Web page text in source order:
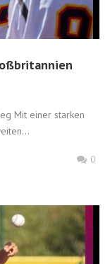
Mit einer starken
0